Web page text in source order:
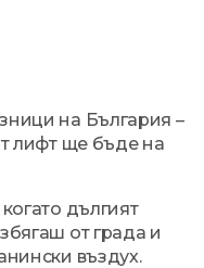
на България –
лифт ще бъде на
дългият
от града и
въздух.